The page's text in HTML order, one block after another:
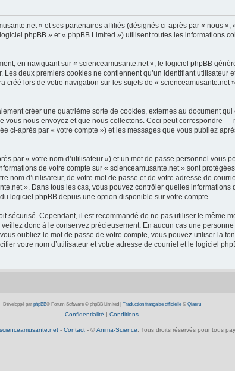
» et ses partenaires affiliés (désignés ci-après par « nous »,
phpBB » et « phpBB Limited ») utilisent toutes les informations
en naviguant sur « scienceamusante.net », le logiciel phpBB
deux premiers cookies ne contiennent qu’un identifiant utilisateur
lors de votre navigation sur les sujets de « scienceamusante.net
créer une quatrième sorte de cookies, externes au document
nous envoyez et que nous collectons. Ceci peut correspondre
ci-après par « votre compte ») et les messages que vous publiez
par « votre nom d’utilisateur ») et un mot de passe personnel vous
de votre compte sur « scienceamusante.net » sont
nom d’utilisateur, de votre mot de passe et de votre adresse de
». Dans tous les cas, vous pouvez contrôler quelles
logiciel phpBB depuis une option disponible sur votre compte.
sécurisé. Cependant, il est recommandé de ne pas utiliser le même
donc à le conservez précieusement. En aucun cas une
oubliez le mot de passe de votre compte, vous pouvez utiliser la
votre nom d’utilisateur et votre adresse de courriel et le logiciel
Développé par phpBB® Forum Software © phpBB Limited Traduction française officielle© Qiaeru
Confidentialité | Conditions
- Contact- © Anima-Science . Tous droits réservés pour tous